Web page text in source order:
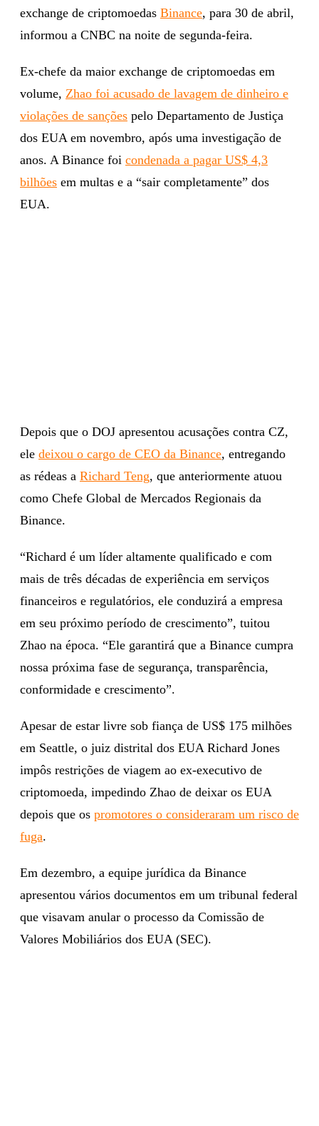
exchange de criptomoedas Binance, para 30 de abril,
informou a CNBC na noite de segunda-feira.
Ex-chefe da maior exchange de criptomoedas em
volume, Zhao foi acusado de lavagem de dinheiro e
violações de sanções pelo Departamento de Justiça
dos EUA em novembro, após uma investigação de
anos. A Binance foi condenada a pagar US$ 4,3
bilhões em multas e a “sair completamente” dos
EUA.
Depois que o DOJ apresentou acusações contra CZ,
ele deixou o cargo de CEO da Binance, entregando
as rédeas a Richard Teng, que anteriormente atuou
como Chefe Global de Mercados Regionais da
Binance.
“Richard é um líder altamente qualificado e com
mais de três décadas de experiência em serviços
financeiros e regulatórios, ele conduzirá a empresa
em seu próximo período de crescimento”, tuitou
Zhao na época. “Ele garantirá que a Binance cumpra
nossa próxima fase de segurança, transparência,
conformidade e crescimento”.
Apesar de estar livre sob fiança de US$ 175 milhões
em Seattle, o juiz distrital dos EUA Richard Jones
impôs restrições de viagem ao ex-executivo de
criptomoeda, impedindo Zhao de deixar os EUA
depois que os promotores o consideraram um risco de
fuga.
Em dezembro, a equipe jurídica da Binance
apresentou vários documentos em um tribunal federal
que visavam anular o processo da Comissão de
Valores Mobiliários dos EUA (SEC).